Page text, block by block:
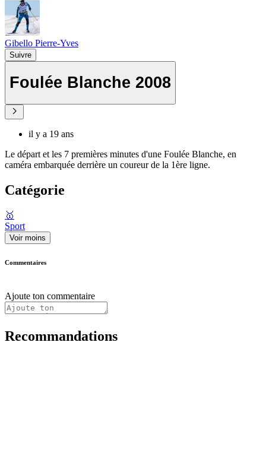
Gibello Pierre-Yves
Suivre
Foulée Blanche 2008
il y a 19 ans
Le départ et les 7 premières minutes d'une Foulée Blanche, en
caméra embarquée derrière un coureur de la 1ère ligne.
Catégorie
🥇
Sport
Voir moins
Commentaires
Ajoute ton commentaire
Recommandations